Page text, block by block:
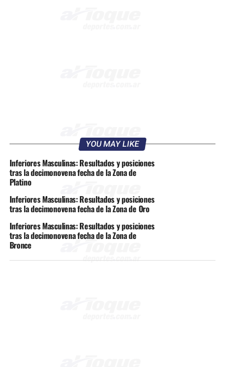
YOU MAY LIKE
Inferiores Masculinas: Resultados y posiciones
tras la decimonovena fecha de la Zona de
Platino
Inferiores Masculinas: Resultados y posiciones
tras la decimonovena fecha de la Zona de Oro
Inferiores Masculinas: Resultados y posiciones
tras la decimonovena fecha de la Zona de
Bronce